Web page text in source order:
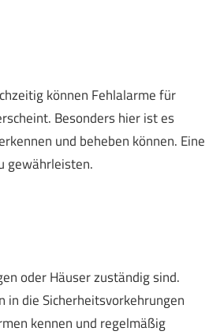
können Fehlalarme für
Besonders hier ist es
und beheben können. Eine
gewährleisten.
oder Häuser zuständig sind.
in die Sicherheitsvorkehrungen
kennen und regelmäßig